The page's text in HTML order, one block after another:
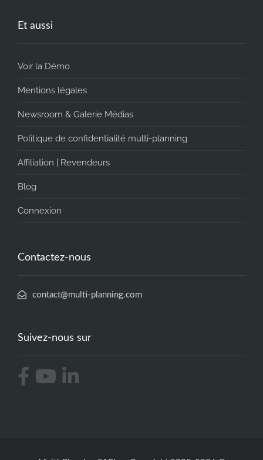
Et aussi
Voir la Démo
Mentions légales
Newsroom & Galerie Médias
Politique de confidentialité multi-planning
Affiliation | Revendeurs
Blog
Connexion
Contactez-nous
contact@multi-planning.com
Suivez-nous sur